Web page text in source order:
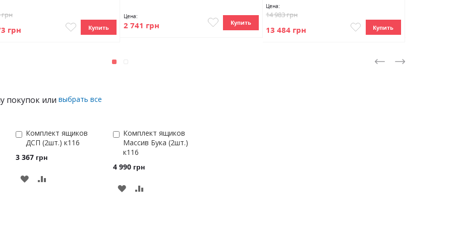
грн
грн
Купить
Цена:
2 741 грн Купить
Цена:
13 484 грн
14 983 грн
Купить
покупок иливыбрать все
Комплект ящиков
ДСП (2шт.) к116
3 367 грн
Добавить
в
корзину
Комплект ящиков
Массив Бука (2шт.)
к116
4 990 грн
Добавить
в
корзину